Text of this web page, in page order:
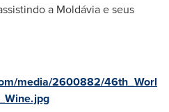
a Moldávia e seus
media/2600882/46th_Worl